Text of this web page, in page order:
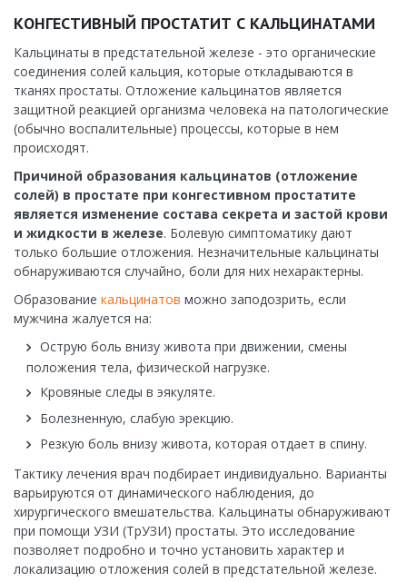
КОНГЕСТИВНЫЙ ПРОСТАТИТ С КАЛЬЦИНАТАМИ
Кальцинаты в предстательной железе - это органические
соединения солей кальция, которые откладываются в
тканях простаты. Отложение кальцинатов является
защитной реакцией организма человека на патологические
(обычно воспалительные) процессы, которые в нем
происходят.
Причиной образования кальцинатов (отложение
солей) в простате при конгестивном простатите
является изменение состава секрета и застой крови
и жидкости в железе. Болевую симптоматику дают
только большие отложения. Незначительные кальцинаты
обнаруживаются случайно, боли для них нехарактерны.
Образование кальцинатов можно заподозрить, если
мужчина жалуется на:
Острую боль внизу живота при движении, смены
положения тела, физической нагрузке.
Кровяные следы в эякуляте.
Болезненную, слабую эрекцию.
Резкую боль внизу живота, которая отдает в спину.
Тактику лечения врач подбирает индивидуально. Варианты
варьируются от динамического наблюдения, до
хирургического вмешательства. Кальцинаты обнаруживают
при помощи УЗИ (ТрУЗИ) простаты. Это исследование
позволяет подробно и точно установить характер и
локализацию отложения солей в предстательной железе.